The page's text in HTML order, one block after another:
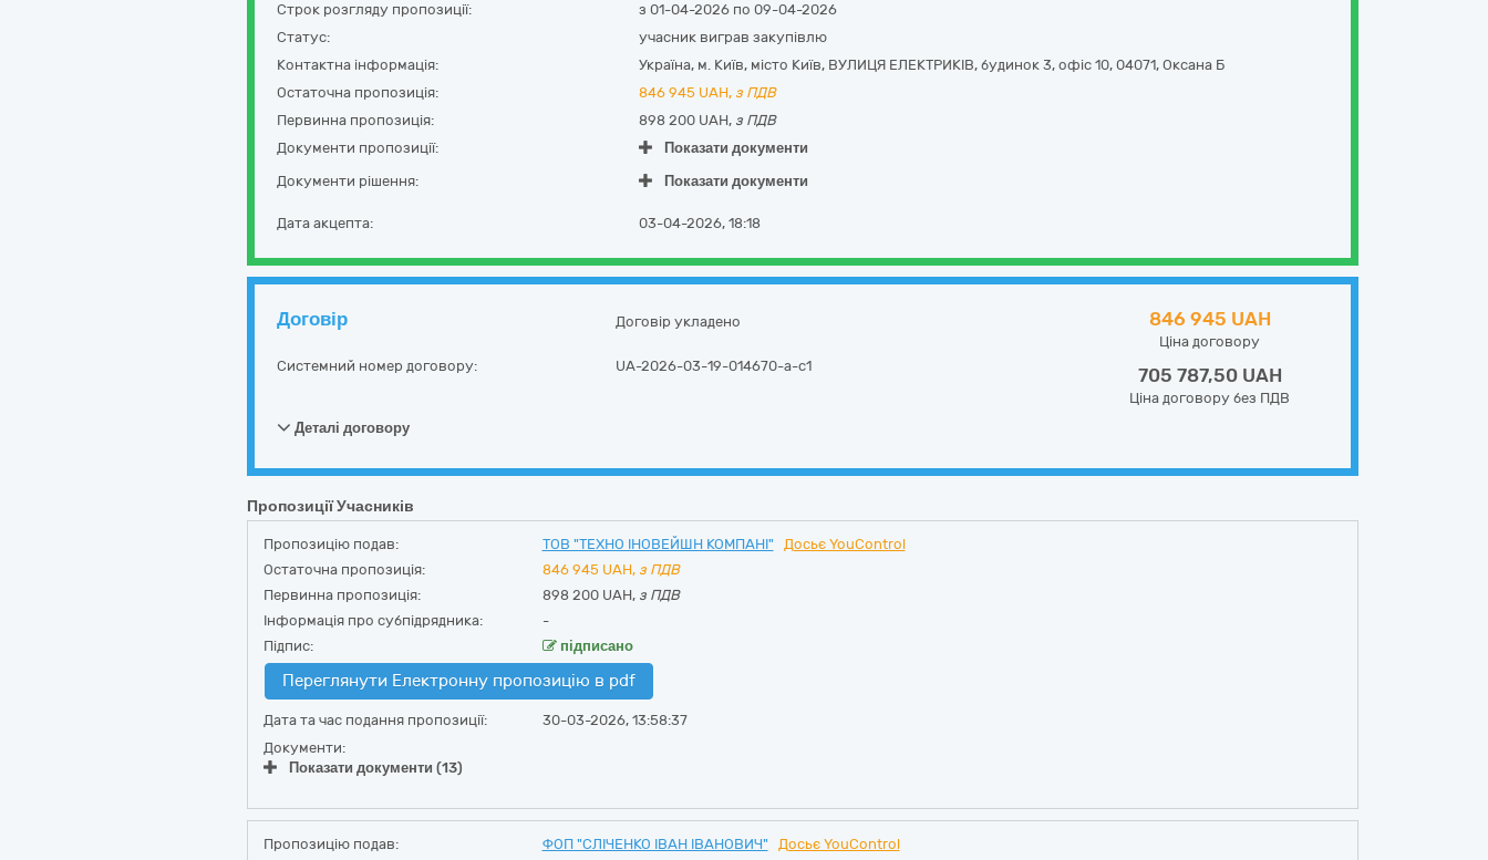
Строк розгляду пропозиції:
з 01-04-2026 по 09-04-2026
Статус:
учасник виграв закупівлю
Контактна інформація:
Україна, м. Київ, місто Київ, ВУЛИЦЯ ЕЛЕКТРИКІВ, будинок 3, офіс 10, 04071, Оксана Б
Остаточна пропозиція:
846 945 UAH, з ПДВ
Первинна пропозиція:
898 200 UAH, з ПДВ
Документи пропозиції:
Показати документи
Документи рішення:
Показати документи
Дата акцепта: 03-04-2026, 18:18
Договір Договір укладено
Системний номер договору: UA-2026-03-19-014670-a-c1
846 945 UAH
Ціна договору
705 787,50 UAH
Ціна договору без ПДВ
Деталі договору
Пропозиції Учасників
Пропозицію подав: ТОВ "ТЕХНО ІНОВЕЙШН КОМПАНІ"
Досьє YouControl
Остаточна пропозиція:
846 945 UAH, з ПДВ
Первинна пропозиція:
898 200 UAH, з ПДВ
Інформація про субпідрядника:
-
Підпис:
підписано
Переглянути Електронну пропозицію в pdf
Дата та час подання пропозиції:
30-03-2026, 13:58:37
Документи:
Показати документи (13)
Пропозицію подав: ФОП "СЛІЧЕНКО ІВАН ІВАНОВИЧ"
Досьє YouControl